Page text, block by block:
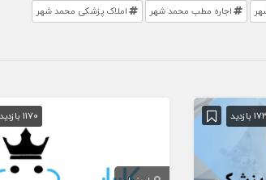
اجاره مطب محمد شهر املاک پزشکی محمد شهر
بازدید
1170 بازدید